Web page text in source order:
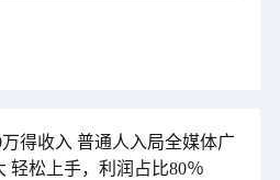
得收入 普通人入局全媒体广
轻松上手，利润占比80％